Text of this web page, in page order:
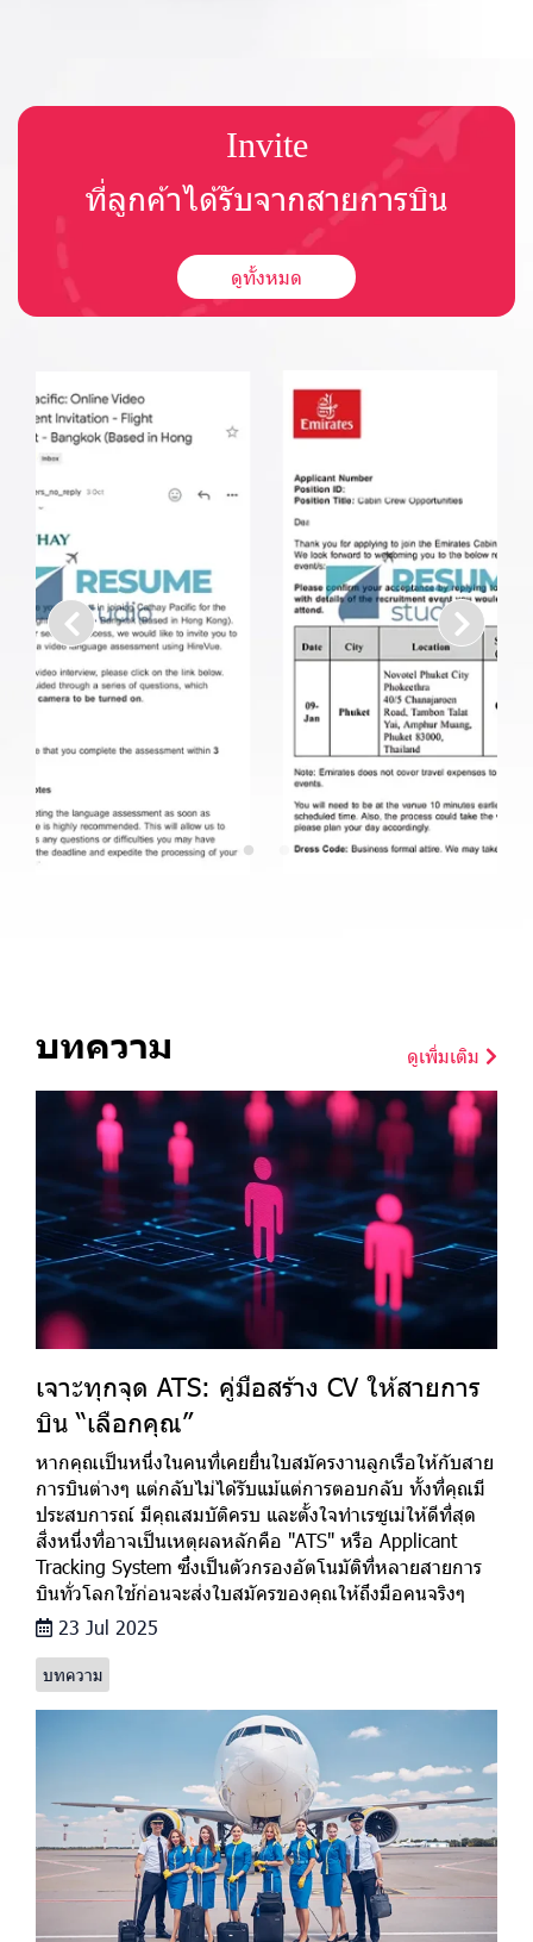
Invite
ที่ลูกค้าได้รับจากสายการบิน
ดูทั้งหมด
บทความ ดูเพิ่มเติม
เจาะทุกจุด ATS: คู่มือสร้าง CV ให้สายการ
บิน “เลือกคุณ”
หากคุณเป็นหนึ่งในคนที่เคยยื่นใบสมัครงานลูกเรือให้กับสาย
การบินต่างๆ แต่กลับไม่ได้รับแม้แต่การตอบกลับ ทั้งที่คุณมี
ประสบการณ์ มีคุณสมบัติครบ และตั้งใจทำเรซูเม่ให้ดีที่สุด
สิ่งหนึ่งที่อาจเป็นเหตุผลหลักคือ "ATS" หรือ Applicant
Tracking System ซึ่งเป็นตัวกรองอัตโนมัติที่หลายสายการ
บินทั่วโลกใช้ก่อนจะส่งใบสมัครของคุณให้ถึงมือคนจริงๆ
23 Jul 2025
บทความ